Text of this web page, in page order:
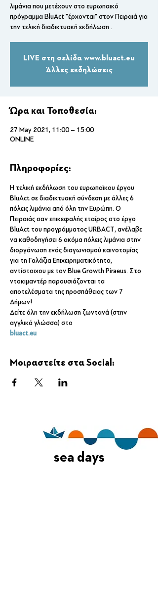
λιμάνια που μετέχουν στο ευρωπαικό
πρόγραμμα BluAct "έρχονται" στον Πειραιά για
την τελική διαδικτυακή εκδήλωση .
LIVE στη σελίδα www.bluact.eu
Άλλες εκδηλώσεις
Ώρα και Τοποθεσία:
27 May 2021, 11:00 – 15:00
ONLINE
Πληροφορίες:
Η τελική εκδήλωση του ευρωπαϊκου έργου
BluAct σε διαδικτυακή σύνδεση με άλλες 6
πόλεις λιμάνια από όλη την Ευρώπη. Ο
Πειραιάς σαν επικεφαλής εταίρος στο έργο
BluAct του προγράμματος URBACT, ανέλαβε
να καθοδηγήσει 6 ακόμα πόλεις λιμάνια στην
διοργάνωση ενός διαγωνισμού καινοτομίας
για τη Γαλάζια Επιχειρηματικότητα,
αντίστοιχου με τον Blue Growth Piraeus. Στο
ντοκιμαντέρ παρουσιάζονται τα
αποτελέσματα της προσπάθειας των 7
Δήμων!
Δείτε όλη την εκδήλωση ζωντανά (στην
αγγλικά γλώσσα) στο
bluact.eu
Μοιραστείτε στα Social:
sea days